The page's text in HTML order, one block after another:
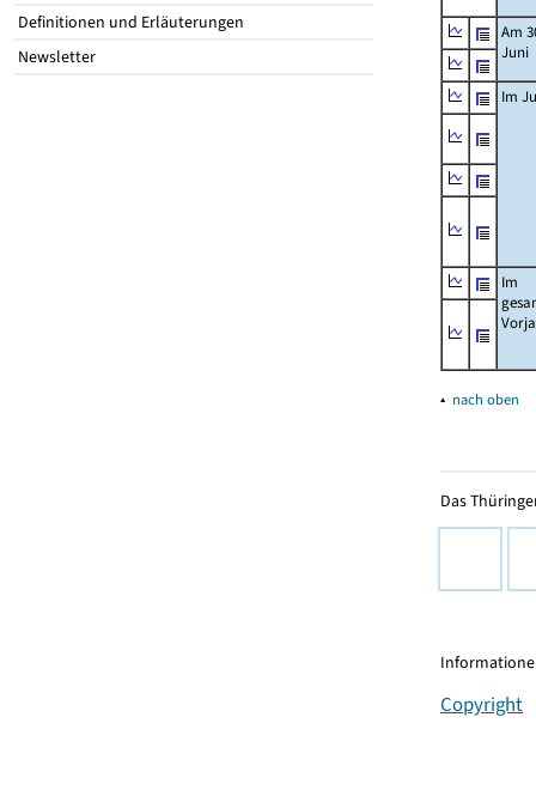
Definitionen und Erläuterungen
Newsletter
Am
Juni
Im
Im
▴ nach oben
Das
Copyright